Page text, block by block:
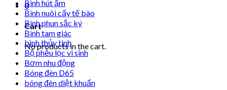
0
Cart
No products in the cart.
Bình hút ẩm
Bình nuôi cấy tế bào
Bình phun sắc ký
Bình tam giác
bình thủy tinh
Bộ phễu lọc vi sinh
Bơm nhu động
Bóng đèn D65
bóng đèn diệt khuẩn